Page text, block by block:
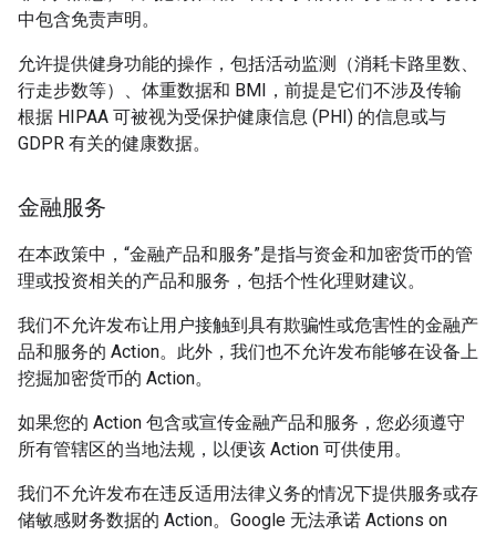
中包含免责声明。
允许提供健身功能的操作，包括活动监测（消耗卡路里数、
行走步数等）、体重数据和 BMI，前提是它们不涉及传输
根据 HIPAA 可被视为受保护健康信息 (PHI) 的信息或与
GDPR 有关的健康数据。
金融服务
在本政策中，“金融产品和服务”是指与资金和加密货币的管
理或投资相关的产品和服务，包括个性化理财建议。
我们不允许发布让用户接触到具有欺骗性或危害性的金融产
品和服务的 Action。此外，我们也不允许发布能够在设备上
挖掘加密货币的 Action。
如果您的 Action 包含或宣传金融产品和服务，您必须遵守
所有管辖区的当地法规，以便该 Action 可供使用。
我们不允许发布在违反适用法律义务的情况下提供服务或存
储敏感财务数据的 Action。Google 无法承诺 Actions on